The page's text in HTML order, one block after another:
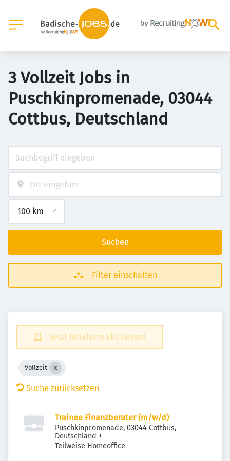
3 Vollzeit Jobs in
Puschkinpromenade, 03044
Cottbus, Deutschland
Suchen
Filter einschalten
Jetzt Jobalarm aktivieren!
Vollzeit
Suche zurücksetzen
Trainee Finanzberater (m/w/d)
Puschkinpromenade, 03044 Cottbus,
Deutschland +
Teilweise Homeoffice